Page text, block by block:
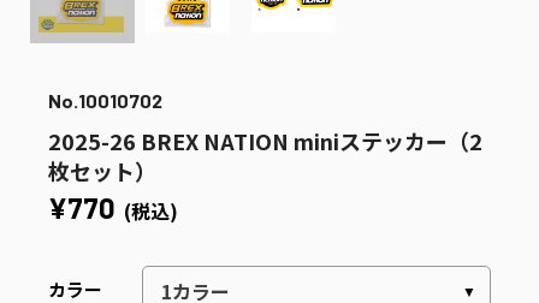
No.10010702
2025-26 BREX NATION miniステッカー（2
枚セット）
¥770 (税込)
カラー